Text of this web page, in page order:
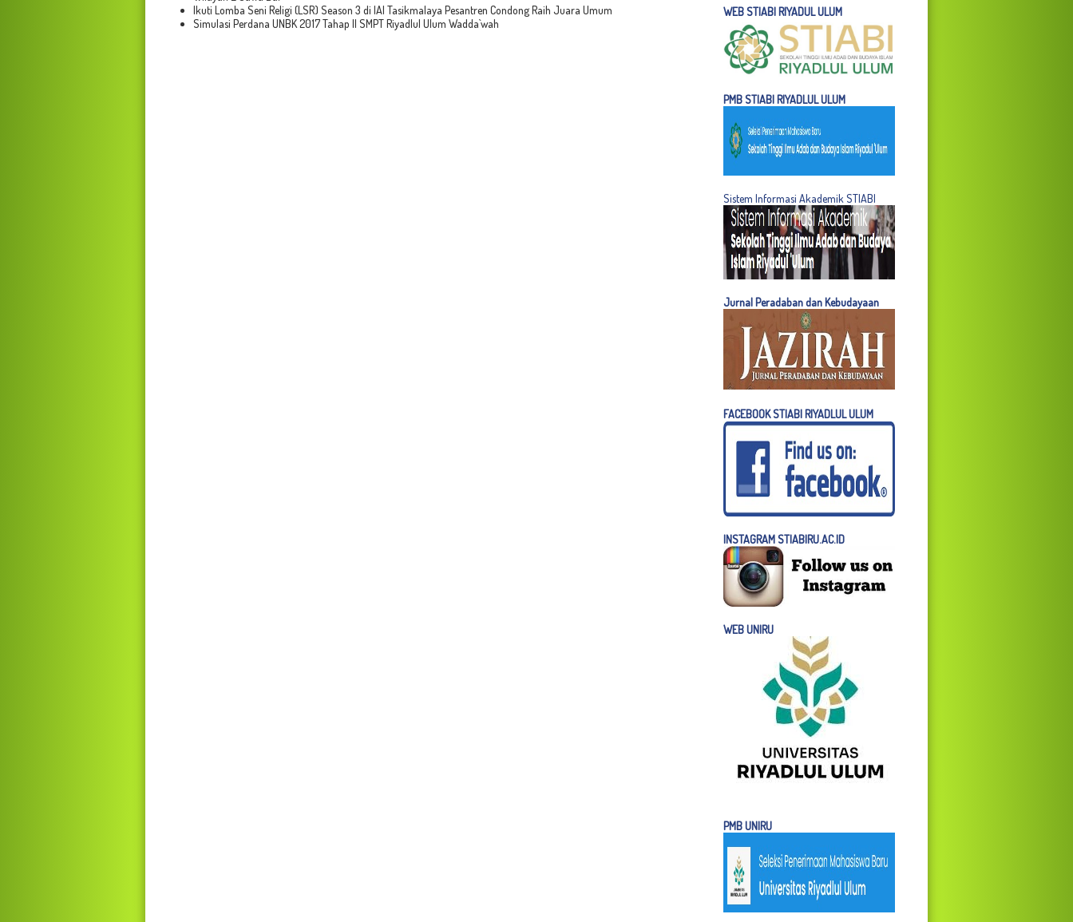
Ikuti Lomba Seni Religi (LSR) Season 3 di IAI Tasikmalaya Pesantren Condong Raih Juara Umum
Simulasi Perdana UNBK 2017 Tahap II SMPT Riyadlul Ulum Wadda`wah
WEB STIABI RIYADUL ULUM
PMB STIABI RIYADLUL ULUM
Sistem Informasi Akademik STIABI
Jurnal Peradaban dan Kebudayaan
FACEBOOK STIABI RIYADLUL ULUM
INSTAGRAM STIABIRU.AC.ID
WEB UNIRU
PMB UNIRU